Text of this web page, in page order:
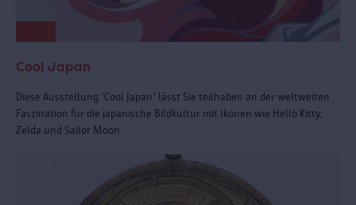
Cool Japan
Diese Ausstellung 'Cool Japan' lässt Sie teilhaben an der weltweiten
Faszination für die japanische Bildkultur mit Ikonen wie Hello Kitty,
Zelda und Sailor Moon.